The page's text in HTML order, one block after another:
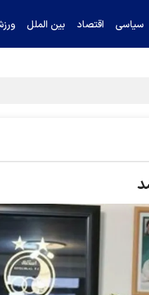
سیاسی اقتصاد بین الملل
را تکذیب کرد